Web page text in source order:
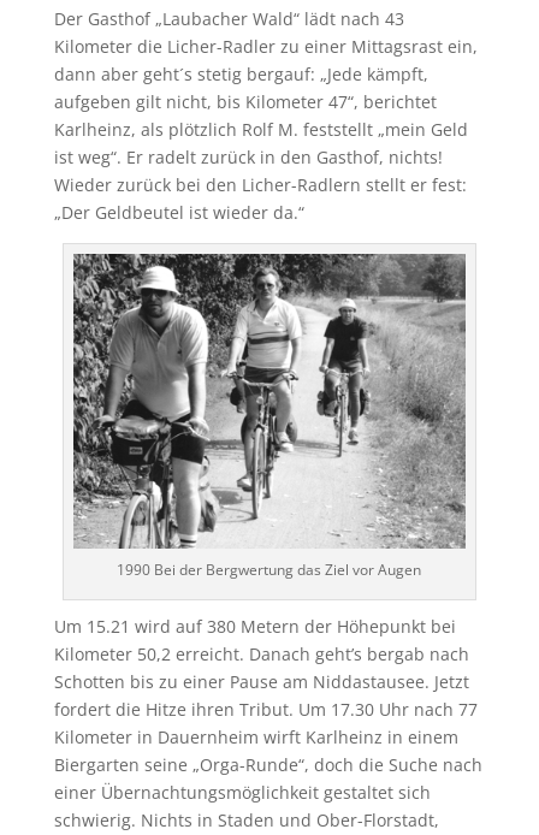
Der Gasthof „Laubacher Wald“ lädt nach 43
Kilometer die Licher-Radler zu einer Mittagsrast ein,
dann aber geht´s stetig bergauf: „Jede kämpft,
aufgeben gilt nicht, bis Kilometer 47“, berichtet
Karlheinz, als plötzlich Rolf M. feststellt „mein Geld
ist weg“. Er radelt zurück in den Gasthof, nichts!
Wieder zurück bei den Licher-Radlern stellt er fest:
„Der Geldbeutel ist wieder da.“
1990 Bei der Bergwertung das Ziel vor Augen
Um 15.21 wird auf 380 Metern der Höhepunkt bei
Kilometer 50,2 erreicht. Danach geht’s bergab nach
Schotten bis zu einer Pause am Niddastausee. Jetzt
fordert die Hitze ihren Tribut. Um 17.30 Uhr nach 77
Kilometer in Dauernheim wirft Karlheinz in einem
Biergarten seine „Orga-Runde“, doch die Suche nach
einer Übernachtungsmöglichkeit gestaltet sich
schwierig. Nichts in Staden und Ober-Florstadt,